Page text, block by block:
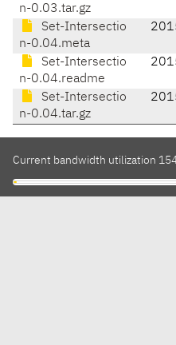
n-0.03.tar.gz
Set-Intersectio
n-0.04.meta
Set-Intersectio
n-0.04.readme
Set-Intersectio
n-0.04.tar.gz
Current bandwidth utilization